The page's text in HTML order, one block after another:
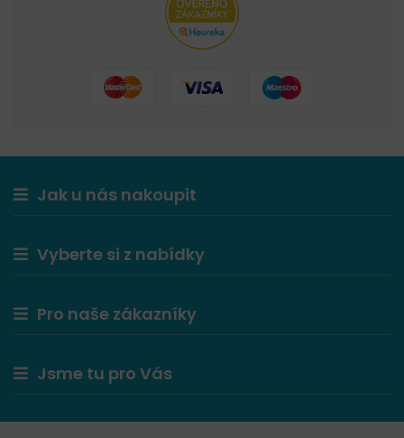
Jak u nás nakoupit
Vyberte si z nabídky
Pro naše zákazníky
Jsme tu pro Vás